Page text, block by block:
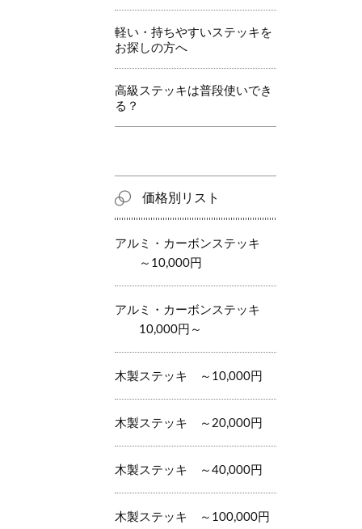
軽い・持ちやすいステッキを
お探しの方へ
高級ステッキは普段使いでき
る？
価格別リスト
アルミ・カーボンステッキ
～10,000円
アルミ・カーボンステッキ
10,000円～
木製ステッキ ～10,000円
木製ステッキ ～20,000円
木製ステッキ ～40,000円
木製ステッキ ～100,000円